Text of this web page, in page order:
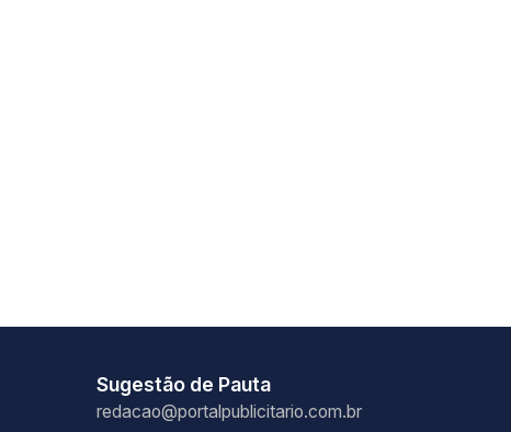
Sugestão de Pauta
redacao@portalpublicitario.com.br